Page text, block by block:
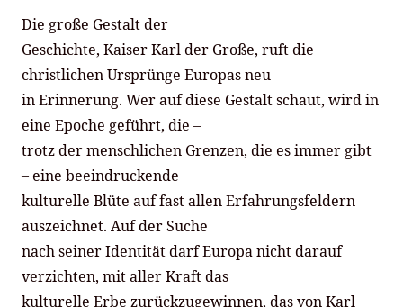
Die große Gestalt der
Geschichte, Kaiser Karl der Große, ruft die
christlichen Ursprünge Europas neu
in Erinnerung. Wer auf diese Gestalt schaut, wird in
eine Epoche geführt, die –
trotz der menschlichen Grenzen, die es immer gibt
– eine beeindruckende
kulturelle Blüte auf fast allen Erfahrungsfeldern
auszeichnet. Auf der Suche
nach seiner Identität darf Europa nicht darauf
verzichten, mit aller Kraft das
kulturelle Erbe zurückzugewinnen, das von Karl